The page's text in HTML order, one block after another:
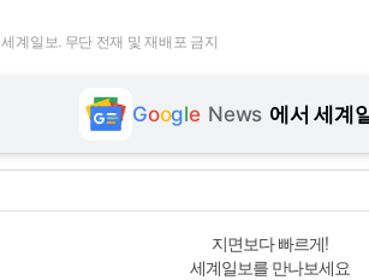
계일보. 무단 전재 및 재배포 금지
Google News 에서 세계
지면보다 빠르게!
세계일보를 만나보세요